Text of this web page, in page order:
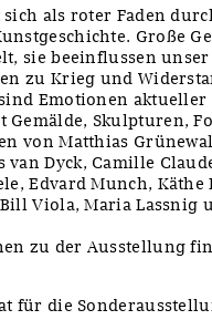
als roter Faden
Große
sie beeinflussen
zu Krieg und
Emotionen aktueller
Gemälde, Skulpturen,
von Matthias
van Dyck, Camille
Edvard Munch,
Viola, Maria Lassnig
zu der Ausstellung
für die